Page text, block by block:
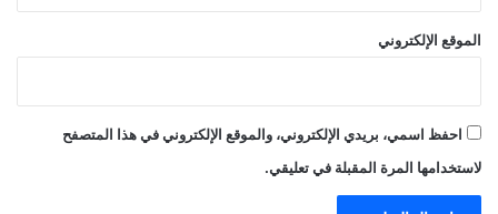
الموقع الإلكتروني
احفظ اسمي، بريدي الإلكتروني، والموقع الإلكتروني في هذا المتصفح
لاستخدامها المرة المقبلة في تعليقي.